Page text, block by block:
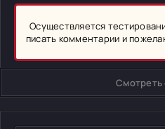
Осуществляется
писать комментарии и
Смотреть